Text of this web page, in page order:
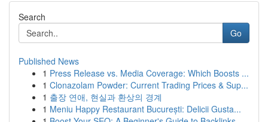
Search
Go
Published News
1 Press Release vs. Media Coverage: Which Boosts ...
1 Clonazolam Powder: Current Trading Prices & Sup...
1 출장 연애, 현실과 환상의 경계
1 Meniu Happy Restaurant București: Delicii Gusta...